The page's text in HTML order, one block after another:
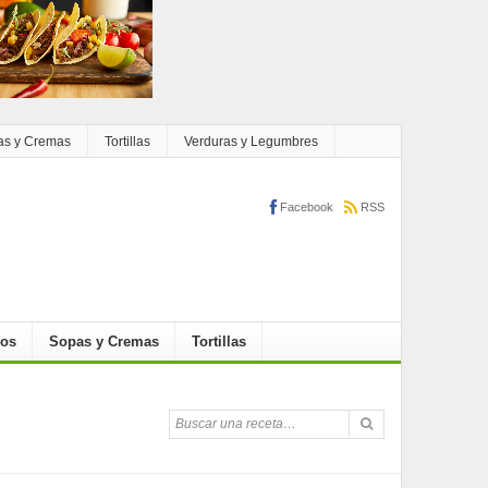
y Cremas Tortillas Verduras y Legumbres
Facebook RSS
Sopas y Cremas Tortillas